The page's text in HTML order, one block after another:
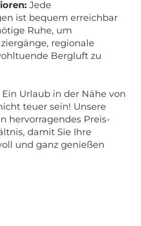
Jede
ist bequem erreichbar
Ruhe, um
regionale
Bergluft zu
Ein Urlaub in der Nähe von
teuer sein! Unsere
hervorragendes Preis-
damit Sie Ihre
und ganz genießen